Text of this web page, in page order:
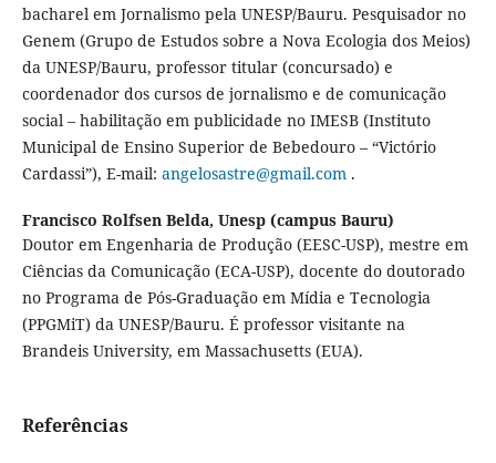
bacharel em Jornalismo pela UNESP/Bauru. Pesquisador no
Genem (Grupo de Estudos sobre a Nova Ecologia dos Meios)
da UNESP/Bauru, professor titular (concursado) e
coordenador dos cursos de jornalismo e de comunicação
social – habilitação em publicidade no IMESB (Instituto
Municipal de Ensino Superior de Bebedouro – “Victório
Cardassi”), E-mail: angelosastre@gmail.com.
Francisco Rolfsen Belda, Unesp (campus Bauru)
Doutor em Engenharia de Produção (EESC-USP), mestre em
Ciências da Comunicação (ECA-USP), docente do doutorado
no Programa de Pós-Graduação em Mídia e Tecnologia
(PPGMiT) da UNESP/Bauru. É professor visitante na
Brandeis University, em Massachusetts (EUA).
Referências